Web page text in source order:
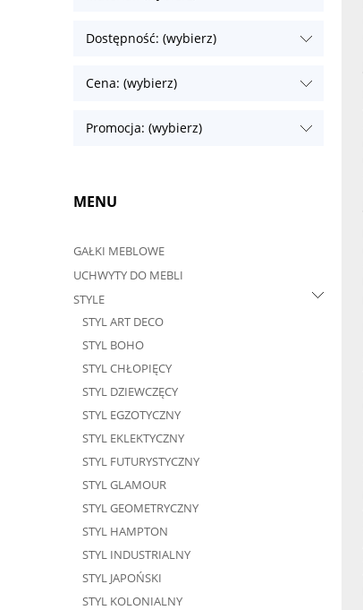
Dostępność: (wybierz)
Cena: (wybierz)
Promocja: (wybierz)
MENU
GAŁKI MEBLOWE
UCHWYTY DO MEBLI
STYLE
STYL ART DECO
STYL BOHO
STYL CHŁOPIĘCY
STYL DZIEWCZĘCY
STYL EGZOTYCZNY
STYL EKLEKTYCZNY
STYL FUTURYSTYCZNY
STYL GLAMOUR
STYL GEOMETRYCZNY
STYL HAMPTON
STYL INDUSTRIALNY
STYL JAPOŃSKI
STYL KOLONIALNY